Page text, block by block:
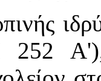
252